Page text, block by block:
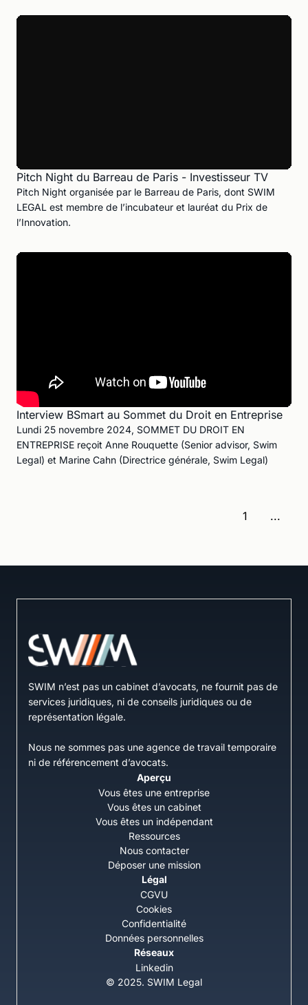
Pitch Night du Barreau de Paris - Investisseur TV
Pitch Night organisée par le Barreau de Paris, dont SWIM
LEGAL est membre de l’incubateur et lauréat du Prix de
l’Innovation.
Interview BSmart au Sommet du Droit en Entreprise
Lundi 25 novembre 2024, SOMMET DU DROIT EN
ENTREPRISE reçoit Anne Rouquette (Senior advisor, Swim
Legal) et Marine Cahn (Directrice générale, Swim Legal)
1 ...
SWIM n’est pas un cabinet d’avocats, ne fournit pas de
services juridiques, ni de conseils juridiques ou de
représentation légale.
Nous ne sommes pas une agence de travail temporaire
ni de référencement d’avocats.
Aperçu
Vous êtes une entreprise
Vous êtes un cabinet
Vous êtes un indépendant
Ressources
Nous contacter
Déposer une mission
Légal
CGVU
Cookies
Confidentialité
Données personnelles
Réseaux
Linkedin
© 2025. SWIM Legal